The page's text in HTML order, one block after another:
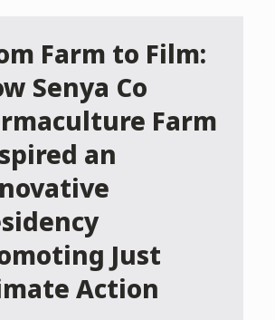
Farm to Film:
Senya Co
Farm
an
Just
Action